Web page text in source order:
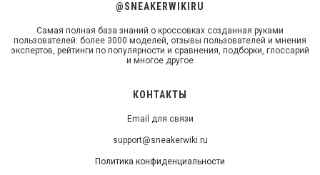
КОНТАКТЫ
Email для связи
support@sneakerwiki.ru
Политика конфиденциальности
@SNEAKERWIKIRU
Самая полная база знаний о кроссовках созданная руками
пользователей: более 3000 моделей, отзывы пользователей и мнения
экспертов, рейтинги по популярности и сравнения, подборки, глоссарий
и многое другое